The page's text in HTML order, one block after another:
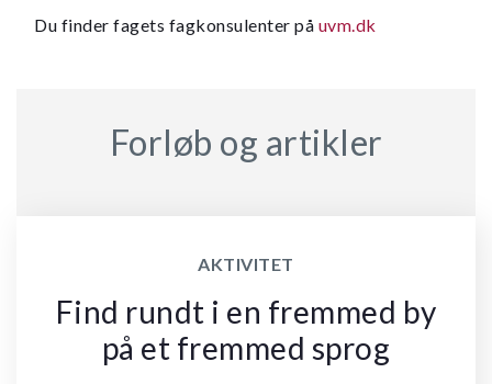
Du finder fagets fagkonsulenter på uvm.dk
Forløb og artikler
AKTIVITET
Find rundt i en fremmed by
på et fremmed sprog